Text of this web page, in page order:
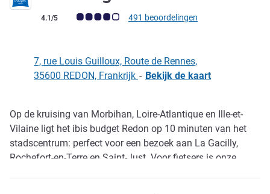
Avis-klantbeoordeling (ALL beoordeling)
4.1/5 491 beoordelingen
7, rue Louis Guilloux, Route de Rennes,
35600 REDON, Frankrijk - Bekijk de kaart
Omschrijving
Op de kruising van Morbihan, Loire-Atlantique en Ille-et-
Vilaine ligt het ibis budget Redon op 10 minuten van het
stadscentrum: perfect voor een bezoek aan La Gacilly,
Rochefort-en-Terre en Saint-Just. Voor fietsers is onze